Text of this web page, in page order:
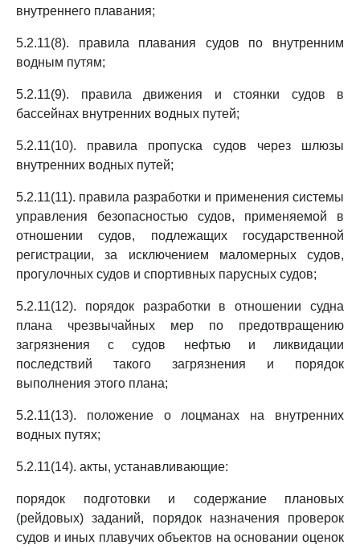
внутреннего плавания;
5.2.11(8). правила плавания судов по внутренним
водным путям;
5.2.11(9). правила движения и стоянки судов в
бассейнах внутренних водных путей;
5.2.11(10). правила пропуска судов через шлюзы
внутренних водных путей;
5.2.11(11). правила разработки и применения системы
управления безопасностью судов, применяемой в
отношении судов, подлежащих государственной
регистрации, за исключением маломерных судов,
прогулочных судов и спортивных парусных судов;
5.2.11(12). порядок разработки в отношении судна
плана чрезвычайных мер по предотвращению
загрязнения с судов нефтью и ликвидации
последствий такого загрязнения и порядок
выполнения этого плана;
5.2.11(13). положение о лоцманах на внутренних
водных путях;
5.2.11(14). акты, устанавливающие:
порядок подготовки и содержание плановых
(рейдовых) заданий, порядок назначения проверок
судов и иных плавучих объектов на основании оценок